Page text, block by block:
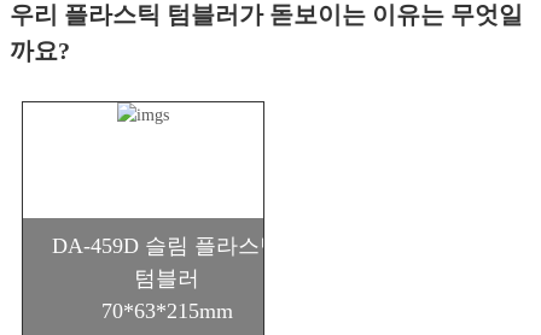
우리 플라스틱 텀블러가 돋보이는 이유는 무엇일
까요?
DA-459D 슬림 플라스틱
텀블러
70*63*215mm